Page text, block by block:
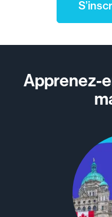
Apprenez-